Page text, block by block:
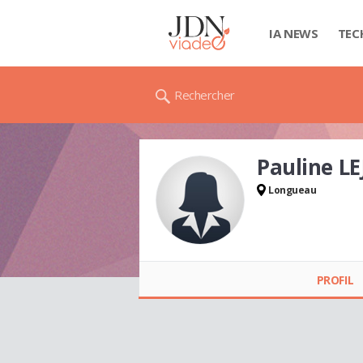
IA NEWS
Rechercher
Pauline
Longueau
PROFIL